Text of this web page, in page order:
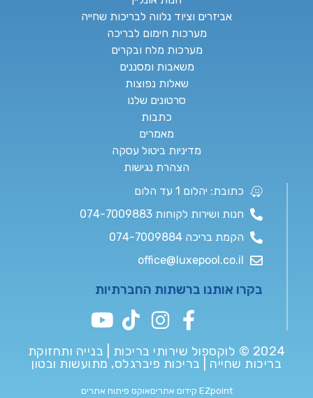
אביזרים וציוד נלווה לבריכות שחייה
מערכות חימום לבריכה
מערכות מלח ובקרים
משאבות ומסננים
שאלות נפוצות
סרטונים שלנו
כתבות
מאמרים
מדיניות ביטול עסקה
הצהרת נגישות
כתובת: יהלום 1 עד הלום
חנות ושירות לקוחות 074-7009883
הקמת בריכה 074-7009884
office@luxepool.co.il
בקרו אותנו ברשתות החברתיות
2024 © לוקספול שירותי בריכות | בנייה ותחזוקת
בריכות שחייה | בריכות פיברגלס, מתועשות ובטון
EZpoint קידום אתרים אוקס פיתוח אתרים